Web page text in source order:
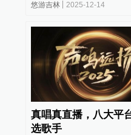
悠游吉林 2025-12-14
真唱真直播，八大平
选歌手